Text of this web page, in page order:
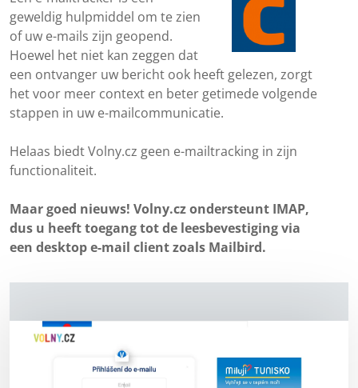
geweldig hulpmiddel om te zien
of uw e-mails zijn geopend.
Hoewel het niet kan zeggen dat
een ontvanger uw bericht ook heeft gelezen, zorgt
het voor meer context en beter getimede volgende
stappen in uw e-mailcommunicatie.
Helaas biedt Volny.cz geen e-mailtracking in zijn
functionaliteit.
Maar goed nieuws! Volny.cz ondersteunt IMAP,
dus u heeft toegang tot de leesbevestiging via
een desktop e-mail client zoals Mailbird.